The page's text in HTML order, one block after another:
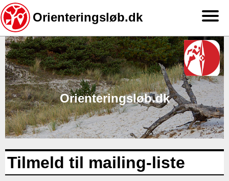
Gå
til
hovedindhold
Orienteringsløb.dk
Orienteringsløb.dk
Tilmeld til mailing-liste